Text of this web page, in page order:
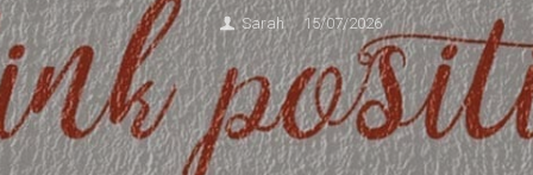
Sarah 15/07/2026